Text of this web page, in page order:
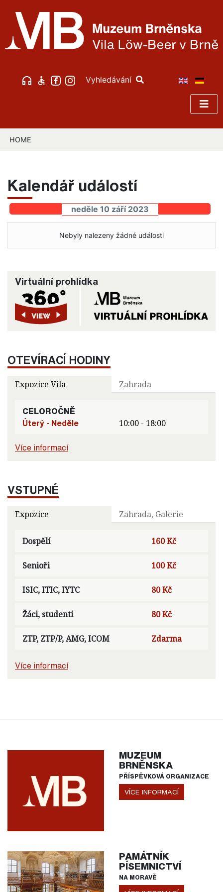
Vyhledávání
HOME
Kalendář událostí
neděle 10 září 2023
Nebyly nalezeny žádné události
Virtuální prohlídka
OTEVÍRACÍ HODINY
Expozice Vila Zahrada
CELOROČNĚ
Úterý - Neděle
10:00 - 18:00
Více informací
VSTUPNÉ
Expozice Zahrada, Galerie
Dospělí 160 Kč
Senioři 100 Kč
ISIC, ITIC, IYTC 80 Kč
Žáci, studenti 80 Kč
ZTP, ZTP/P, AMG, ICOM Zdarma
Více informací
MUZEUM
BRNĚNSKA
PŘÍSPĚVKOVÁ ORGANIZACE
VÍCE INFORMACÍ
PAMÁTNÍK
PÍSEMNICTVÍ
NA MORAVĚ